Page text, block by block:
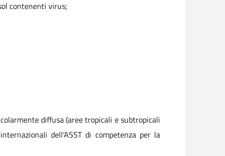
contenenti virus;
diffusa (aree tropicali e subtropicali
dell’ASST di competenza per la